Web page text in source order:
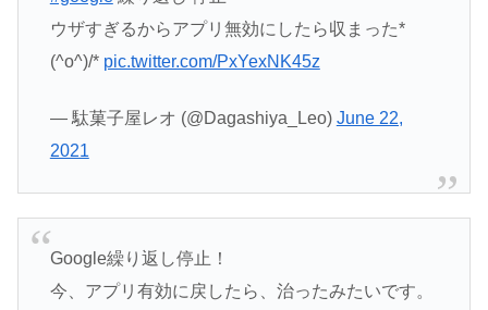
ウザすぎるからアプリ無効にしたら収まった*
(^o^)/* pic.twitter.com/PxYexNK45z
— 駄菓子屋レオ (@Dagashiya_Leo) June 22,
2021
Google繰り返し停止！
今、アプリ有効に戻したら、治ったみたいです。